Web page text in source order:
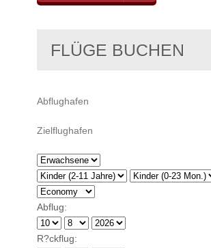
FLÜGE BUCHEN
Abflug:
R?ckflug: